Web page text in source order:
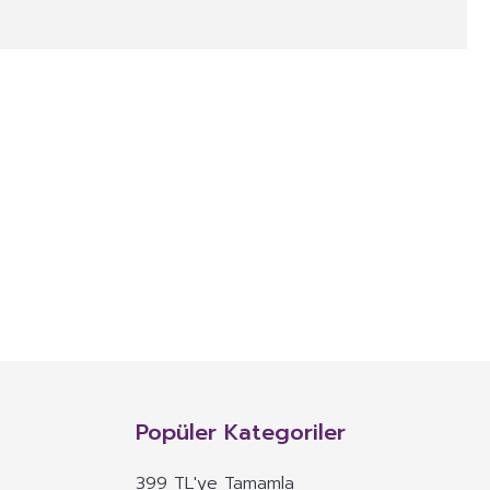
maddelerin konsantre veya ekstraktlarının tek başına veya
dozu belirlenmiş ürünleri ifade eder.
Popüler Kategoriler
399 TL'ye Tamamla